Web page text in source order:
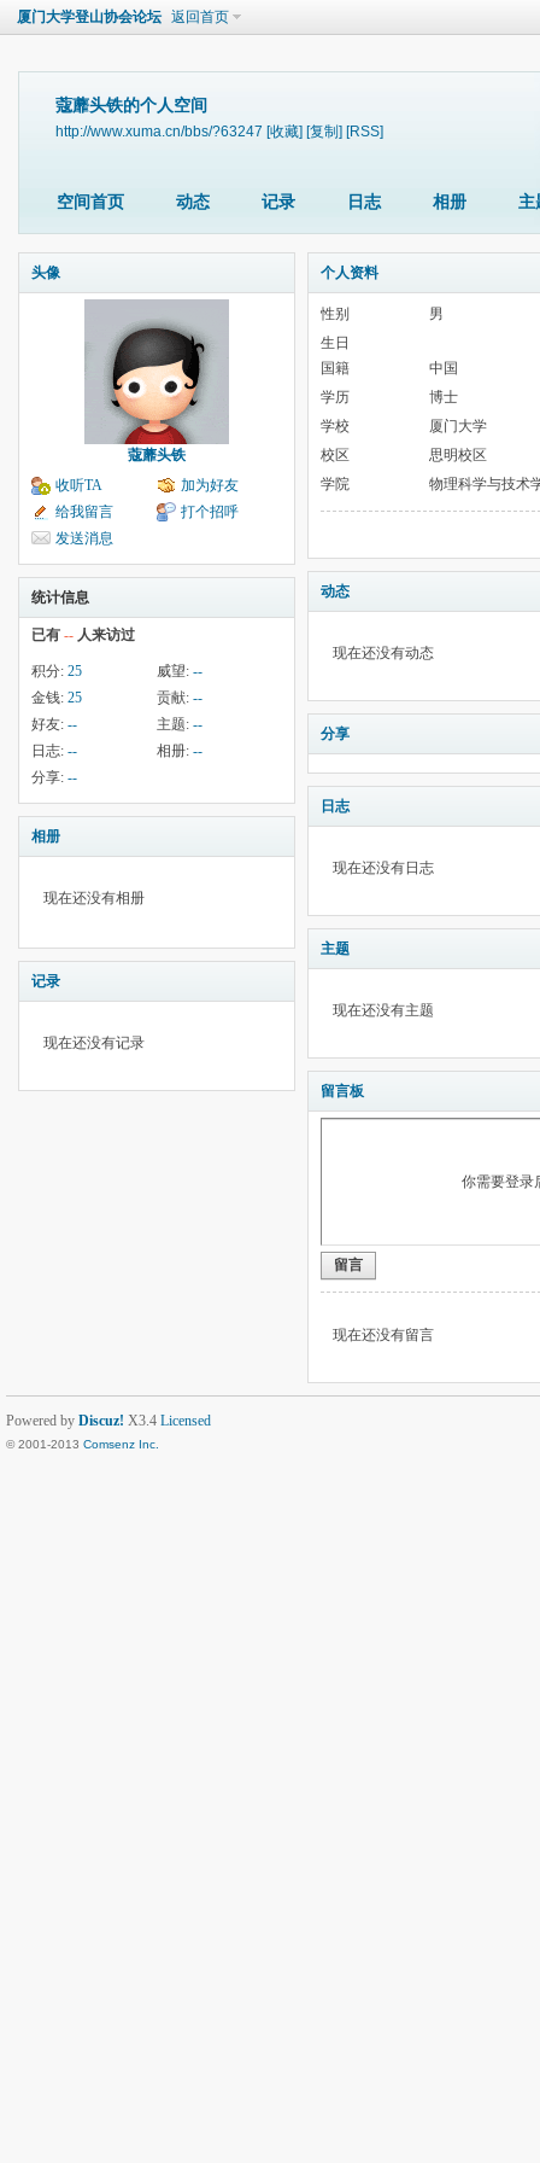
厦门大学登山协会论坛 返回首页
蔻蘼头铁的个人空间
http://www.xuma.cn/bbs/?63247 [收藏] [复制] [RSS]
空间首页 动态 记录 日志 相册 主
头像
蔻蘼头铁
收听TA
加为好友
给我留言
打个招呼
发送消息
统计信息
已有 -- 人来访过
积分: 25 威望: --
金钱: 25 贡献: --
好友: -- 主题: --
日志: -- 相册: --
分享: --
相册
现在还没有相册
记录
现在还没有记录
个人资料
性别
男
生日
国籍
中国
学历
博士
学校
厦门大学
校区
思明校区
学院
物理科学与技术
动态
现在还没有动态
分享
日志
现在还没有日志
主题
现在还没有主题
留言板
你需要登录
留言
现在还没有留言
Powered by Discuz! X3.4 Licensed
© 2001-2013 Comsenz Inc.